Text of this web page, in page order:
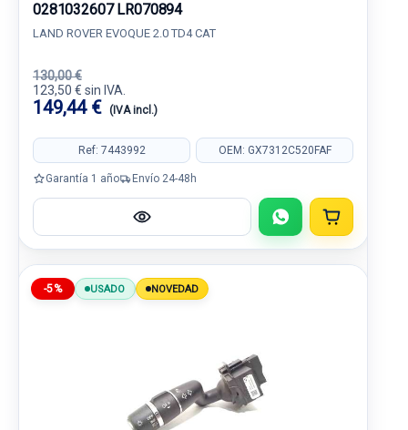
0281032607 LR070894
LAND ROVER EVOQUE 2.0 TD4 CAT
130,00 €
123,50 € sin IVA.
149,44 € (IVA incl.)
Ref: 7443992 OEM: GX7312C520FAF
Garantía 1 año Envío 24-48h
-5% USADO NOVEDAD